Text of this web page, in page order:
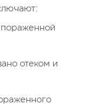
пораженной
отеком и